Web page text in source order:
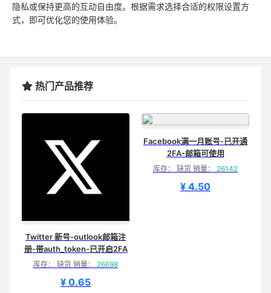
隐私或保持更高的互动自由度。根据需求选择合适的权限设置方
式，即可优化您的使用体验。
热门产品推荐
Twitter 新号-outlook邮箱注
册-带auth_token-已开启2FA
库存： 缺货 销量： 26698
¥ 0.65
Facebook满一月账号-已开通
2FA-邮箱可使用
库存： 缺货 销量： 26142
¥ 4.50